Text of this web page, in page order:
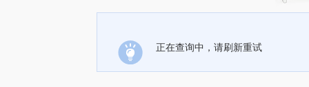
正在查询中，请刷新重试